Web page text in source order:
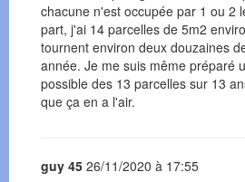
chacune n'est occupée par 1 ou 2
part, j'ai 14 parcelles de 5m2
tournent environ deux douzaines
année. Je me suis même préparé
possible des 13 parcelles sur 13
que ça en a l'air.
guy 45 26/11/2020 à 17:55